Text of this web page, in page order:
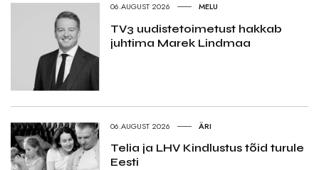
06.AUGUST 2026 MELU
TV3 uudistetoimetust hakkab
juhtima Marek Lindmaa
06.AUGUST 2026 ÄRI
Telia ja LHV Kindlustus tõid turule
Eesti